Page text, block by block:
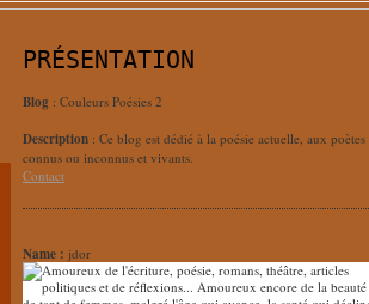
PRÉSENTATION
Blog : Couleurs Poésies 2
Description : Ce blog est dédié à la poésie actuelle, aux poètes
connus ou inconnus et vivants.
Contact
Name : jdor